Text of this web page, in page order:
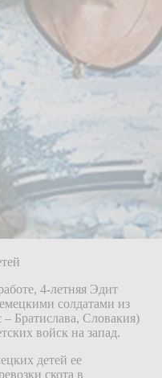
4-летняя Эдит
солдатами из
– Братислава, Словакия)
войск на запад.
детей ее
скота в